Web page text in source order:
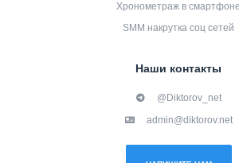
Хронометраж в смартфоне
SMM накрутка соц сетей
Наши контакты
@Diktorov_net
admin@diktorov.net